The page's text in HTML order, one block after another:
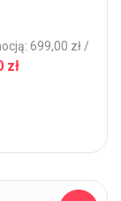
699,00 zł /
zł